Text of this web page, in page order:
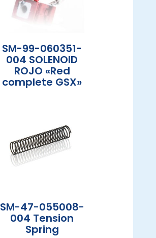
SM-99-060351-
004 SOLENOID
ROJO «Red
complete GSX»
SM-47-055008-
004 Tension
Spring